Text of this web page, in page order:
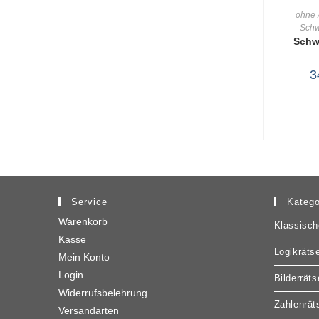
ohne
Service
Warenkorb
Kasse
Mein Konto
Login
Widerrufsbelehrung
Versandarten